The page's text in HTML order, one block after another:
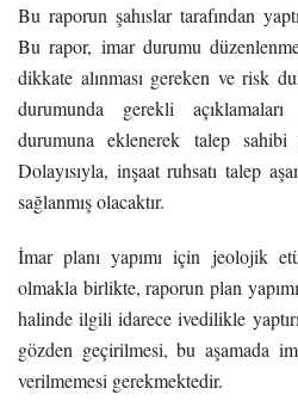
Bu raporun şahıslar tarafından
Bu rapor, imar durumu
dikkate alınması gereken ve risk
durumunda gerekli
durumuna eklenerek talep
Dolayısıyla, inşaat ruhsatı talep
sağlanmış olacaktır.
İmar planı yapımı için jeolojik
olmakla birlikte, raporun plan yapımı
halinde ilgili idarece ivedilikle
gözden geçirilmesi, bu aşamada
verilmemesi gerekmektedir.